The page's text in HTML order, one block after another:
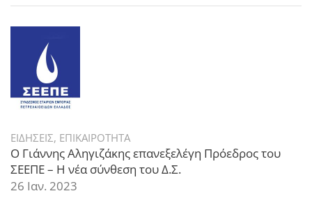
ΕΙΔΗΣΕΙΣ, ΕΠΙΚΑΙΡΟΤΗΤΑ
Ο Γιάννης Αληγιζάκης επανεξελέγη Πρόεδρος του
ΣΕΕΠΕ – Η νέα σύνθεση του Δ.Σ.
26 Ιαν. 2023